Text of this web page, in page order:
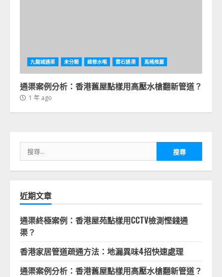
九龍城通渠 未分類 維修水喉 雲石通渠 馬桶推薦
通渠案例分析：香港舊屋點樣用高壓水槍翻新管道？
1 年 ago
尋
關
字:
近期文章
通渠終極案例：香港屋苑點樣用CCTV檢測慳錢通
渠？
香港家居管道疏通方法：地漏異味4招快速處理
通渠案例分析：香港舊屋點樣用高壓水槍翻新管道？